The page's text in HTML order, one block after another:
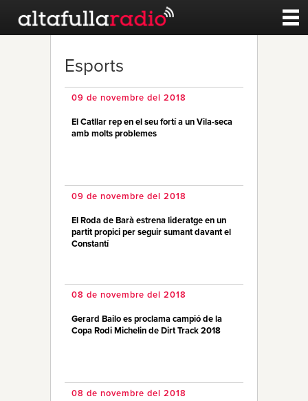
Qui Som
Esports
09 de novembre del 2018
El Catllar rep en el seu fortí a un Vila-seca
amb molts problemes
09 de novembre del 2018
El Roda de Barà estrena lideratge en un
partit propici per seguir sumant davant el
Constantí
08 de novembre del 2018
Gerard Bailo es proclama campió de la
Copa Rodi Michelin de Dirt Track 2018
08 de novembre del 2018